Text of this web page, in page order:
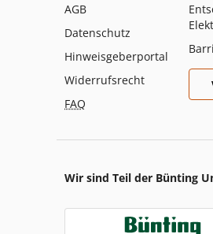
AGB
Datenschutz
Hinweisgeberportal
Widerrufsrecht
FAQ
Wir sind Teil der Bünting